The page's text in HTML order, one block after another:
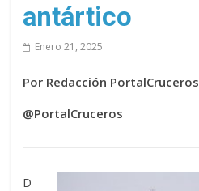
antártico
Enero 21, 2025
Por Redacción PortalCruceros
@PortalCruceros
D